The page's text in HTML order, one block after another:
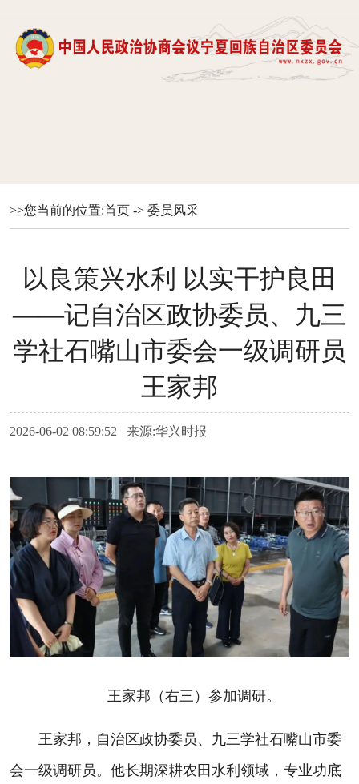
>>您当前的位置:首页 -> 委员风采
以良策兴水利 以实干护良田
——记自治区政协委员、九三
学社石嘴山市委会一级调研员
王家邦
2026-06-02 08:59:52 来源:华兴时报
王家邦（右三）参加调研。
王家邦，自治区政协委员、九三学社石嘴山市委
会一级调研员。他长期深耕农田水利领域，专业功底